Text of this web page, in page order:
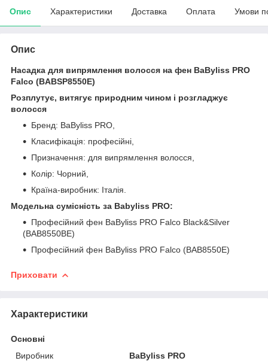
Опис Характеристики Доставка Оплата Умови
Опис
Насадка для випрямлення волосся на фен BaByliss PRO
Falco (BABSP8550E)
Розплутує, витягує природним чином і розгладжує
волосся
Бренд: BaByliss PRO,
Класифікація: професійні,
Призначення: для випрямлення волосся,
Колір: Чорний,
Країна-виробник: Італія.
Модельна сумісність за Babyliss PRO:
Професійний фен BaByliss PRO Falco Black&Silver
(BAB8550BE)
Професійний фен BaByliss PRO Falco (BAB8550E)
Приховати
Характеристики
Основні
Виробник
BaByliss PRO